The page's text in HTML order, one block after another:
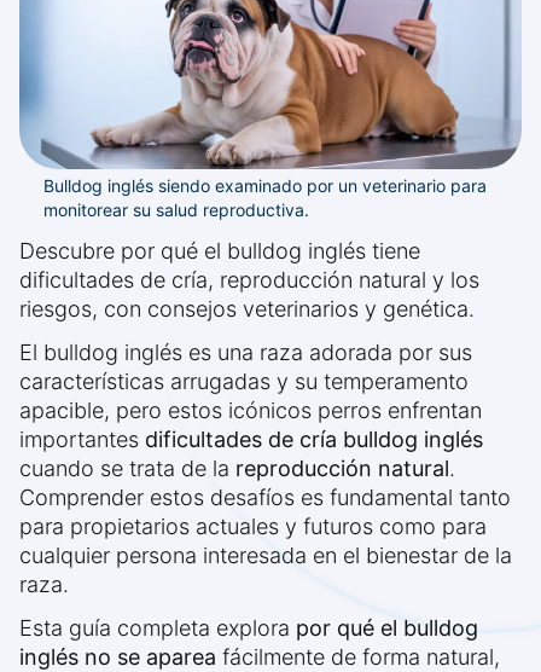
Bulldog inglés siendo examinado por un veterinario para
monitorear su salud reproductiva.
Descubre por qué el bulldog inglés tiene
dificultades de cría, reproducción natural y los
riesgos, con consejos veterinarios y genética.
El bulldog inglés es una raza adorada por sus
características arrugadas y su temperamento
apacible, pero estos icónicos perros enfrentan
importantes dificultades de cría bulldog inglés
cuando se trata de la reproducción natural.
Comprender estos desafíos es fundamental tanto
para propietarios actuales y futuros como para
cualquier persona interesada en el bienestar de la
raza.
Esta guía completa explora por qué el bulldog
inglés no se aparea fácilmente de forma natural,